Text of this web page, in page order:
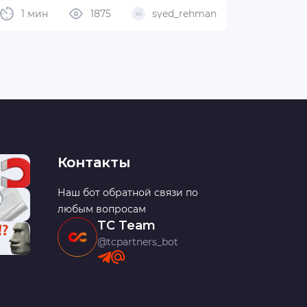
1 мин 1875 syed_rehman
Контакты
Наш бот обратной связи по
любым вопросам
TC Team
@tcpartners_bot